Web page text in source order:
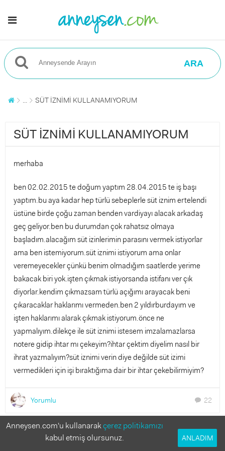
ARA
... SÜT İZNİMİ KULLANAMIYORUM
SÜT İZNİMİ KULLANAMIYORUM
merhaba
ben 02.02.2015 te doğum yaptım 28.04.2015 te iş başı
yaptım.bu aya kadar hep türlü sebeplerle süt iznim ertelendi
üstüne birde çoğu zaman benden vardiyayı alacak arkadaş
geç geliyor.ben bu durumdan çok rahatsız olmaya
başladım.alacağım süt izinlerimin parasını vermek istiyorlar
ama ben istemiyorum.süt iznimi istiyorum ama onlar
veremeyecekler çünkü benim olmadığım saatlerde yerime
bakacak biri yok.işten çıkmak istiyorsanda istifanı ver çık
diyorlar.kendim çıkmazsam türlü açığımı arayacak beni
çıkaracaklar haklarımı vermeden.ben 2 yıldırburdayım ve
işten haklarımı alarak çıkmak istiyorum.önce ne
yapmalıyım.dilekçe ile süt iznimi istesem imzalamazlarsa
notere gidip ihtar mı çekeyim?ihtar çektim diyelim nasıl bir
ihrat yazmalıyım?süt iznimi verin diye değilde süt izimi
vermedikleri için işi bıraktığıma dair bir ihtar çekebilirmiyim?
Yorumlu chat 22
Bu soruya cevap verir misin?
Anneler deneyimlerinden faydalanmak istiyor!
Anneysen.com'u kullanarakçerez politikamızı
kabul etmiş olursunuz.
ANLADIM